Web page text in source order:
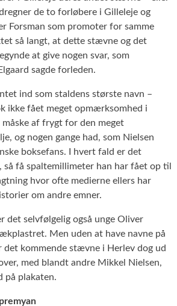
de to forløbere i Gilleleje og
Forsman som promoter for samme
så langt, at dette stævne og det
at give nogen svar, som
sagde forleden.
ind som staldens største navn –
ikke fået meget opmærksomhed i
af frygt for den meget
og nogen gange had, som Nielsen
boksefans. I hvert fald er det
få spaltemillimeter han har fået op til
hvor ofte medierne ellers har
om andre emner.
det selvfølgelig også unge Oliver
Men uden at have navne på
det kommende stævne i Herlev dog ud
med blandt andre Mikkel Nielsen,
på plakaten.